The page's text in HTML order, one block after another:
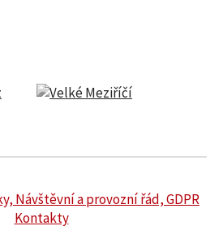
Návštěvní a provozní řád, GDPR
Kontakty